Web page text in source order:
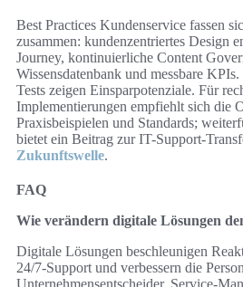
Best Practices Kundenservice fassen
zusammen: kundenzentriertes Design
Journey, kontinuierliche Content
Wissensdatenbank und messbare
Tests zeigen Einsparpotenziale. Für
Implementierungen empfiehlt sich die
Praxisbeispielen und Standards;
bietet ein Beitrag zur IT-Support-
Zukunftswelle.
FAQ
Wie verändern digitale Lösungen
Digitale Lösungen beschleunigen
24/7-Support und verbessern die